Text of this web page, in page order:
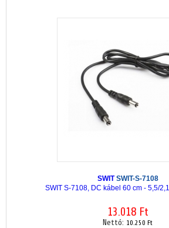
SWITSWIT-S-7108
SWIT S-7108, DC kábel 60 cm - 5,5/
13.018 Ft
Nettó: 10.250 Ft